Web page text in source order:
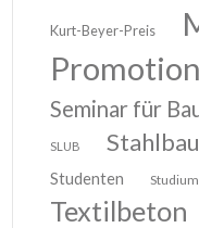
Kurt-Beyer-Preis
Promotion
Seminar für
SLUB Stahlbau
Studenten Studium
Textilbeton